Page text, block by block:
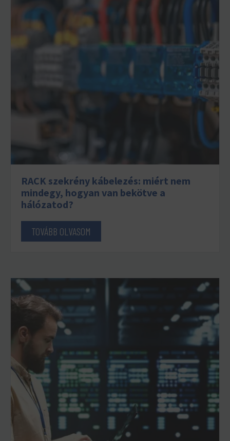
RACK szekrény kábelezés: miért nem
mindegy, hogyan van bekötve a
hálózatod?
TOVÁBB OLVASOM